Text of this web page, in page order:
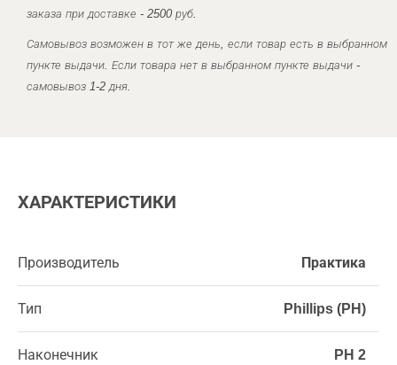
заказа при доставке - 2500 руб.
Самовывоз возможен в тот же день, если товар есть в выбранном
пункте выдачи. Если товара нет в выбранном пункте выдачи -
самовывоз 1-2 дня.
ХАРАКТЕРИСТИКИ
Производитель Практика
Тип Phillips (PH)
Наконечник PH 2